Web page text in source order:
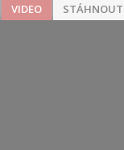
VIDEO